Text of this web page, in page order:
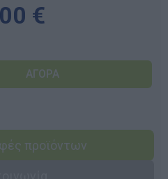
€
προϊόντων